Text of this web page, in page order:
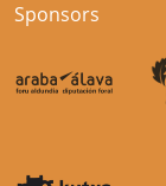
Sponsors